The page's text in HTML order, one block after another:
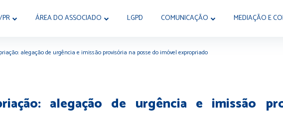
ÁREA DO ASSOCIADO LGPD COMUNICAÇÃO MEDIAÇÃO E
alegação de urgência e imissão provisória na posse do imóvel expropriado
alegação de urgência e imissão